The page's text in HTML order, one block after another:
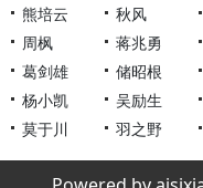
熊培云
秋风
周枫
蒋兆勇
葛剑雄
储昭根
杨小凯
吴励生
莫于川
羽之野